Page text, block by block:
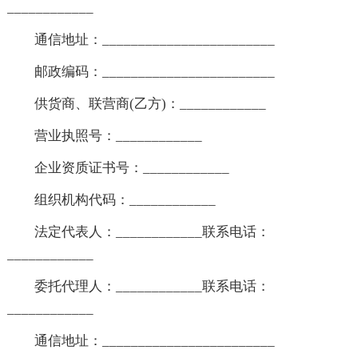
通信地址：________________________
邮政编码：________________________
供货商、联营商(乙方)：____________
营业执照号：____________
企业资质证书号：____________
组织机构代码：____________
法定代表人：____________联系电话：
委托代理人：____________联系电话：
通信地址：________________________